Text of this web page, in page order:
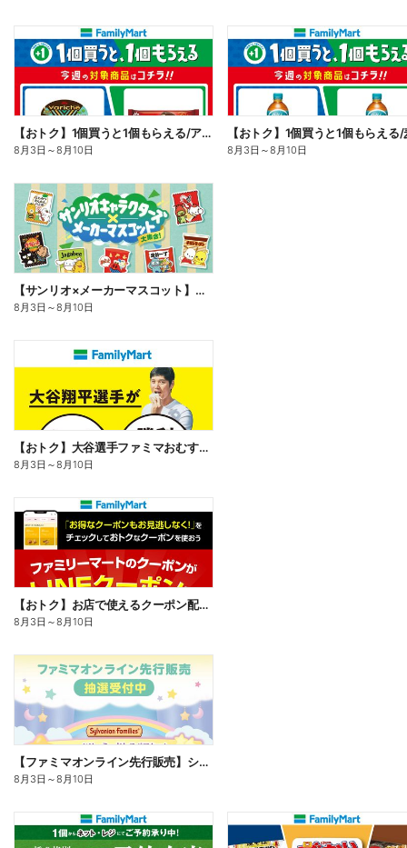
【おトク】1個買うと1個もらえる/アイス
8月3日 ～8月10日
【おトク】1個買うと1個もらえる
8月3日 ～8月10日
【サンリオ×メーカーマスコット】オリジナルグッズ貰える!
8月3日 ～8月10日
【おトク】大谷選手ファミマおむすび割
8月3日 ～8月10日
【おトク】お店で使えるクーポン配信中
8月3日 ～8月10日
【ファミマオンライン先行販売】シルバニアファミリー
8月3日 ～8月10日